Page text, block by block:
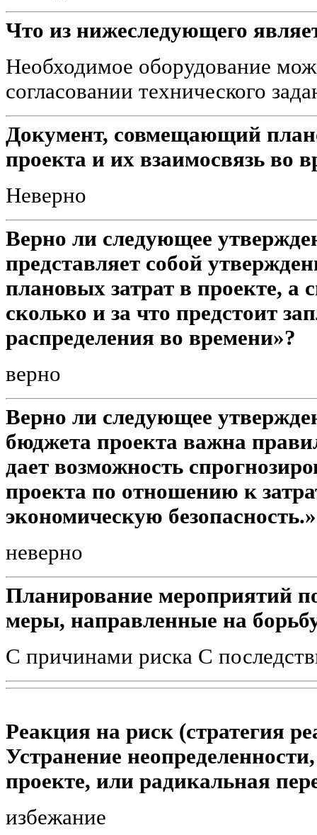
Что из нижеследующего
Необходимое оборудование
согласовании технического
Документ, совмещающий
проекта и их взаимосвязь во
Неверно
Верно ли следующее
представляет собой
плановых затрат в проекте, а
сколько и за что предстоит
распрeделения во времени»?
верно
Верно ли следующее
бюджета проекта важна
дает возможность
проекта по отношению к
экономическую
неверно
Планирование мероприятий
меры, направленные на
С причинами риска С
Реакция на риск (стратегия
Устранение
проекте, или радикальная
избежание